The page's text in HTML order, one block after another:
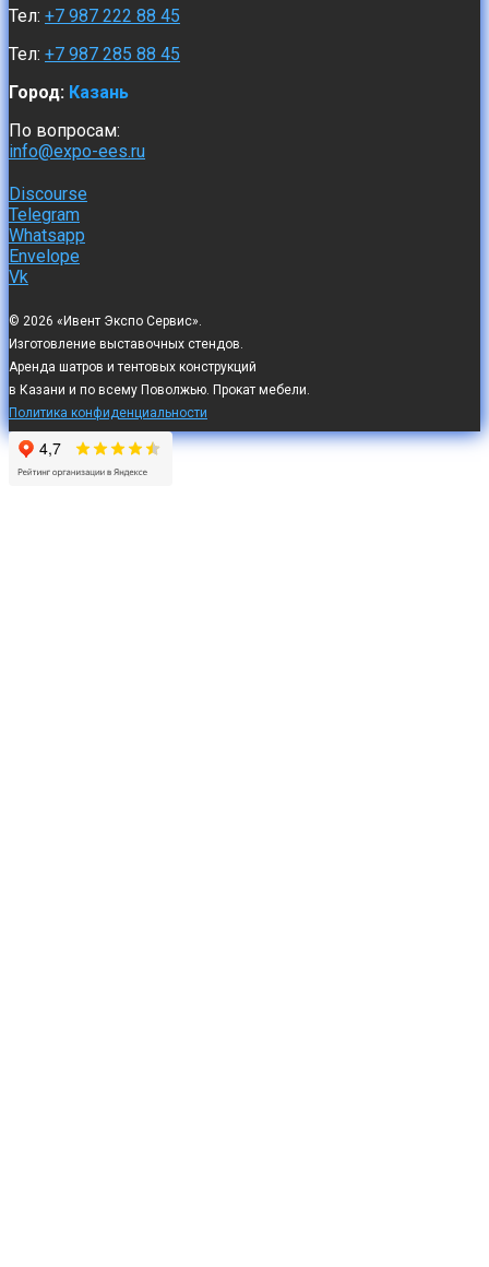
Тел: +7 987 222 88 45
Тел: +7 987 285 88 45
Город: Казань
По вопросам:
info@expo-ees.ru
Discourse
Telegram
Whatsapp
Envelope
Vk
© 2026 «Ивент Экспо Сервис».
Изготовление выставочных стендов.
Аренда шатров и тентовых конструкций
в Казани и по всему Поволжью. Прокат мебели.
Политика конфиденциальности